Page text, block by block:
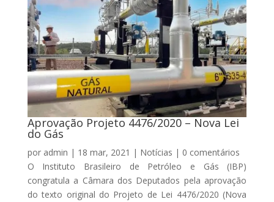
Aprovação Projeto 4476/2020 – Nova Lei
do Gás
por admin | 18 mar, 2021 | Notícias | 0 comentários
O Instituto Brasileiro de Petróleo e Gás (IBP)
congratula a Câmara dos Deputados pela aprovação
do texto original do Projeto de Lei 4476/2020 (Nova